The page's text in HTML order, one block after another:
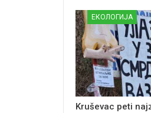
ЕКОЛОГИЈА
Kruševac peti